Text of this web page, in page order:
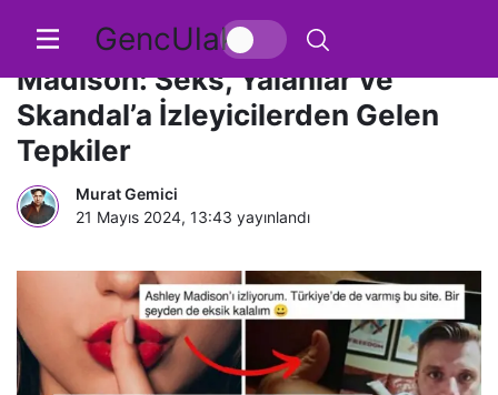
GencUlak
Netflix’in Hit Dizisi ‘Ashley
Madison: Seks, Yalanlar ve
Skandal’a İzleyicilerden Gelen
Tepkiler
Murat Gemici
21 Mayıs 2024, 13:43 yayınlandı